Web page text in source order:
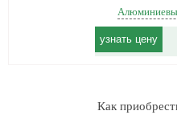
узнать цену
Как